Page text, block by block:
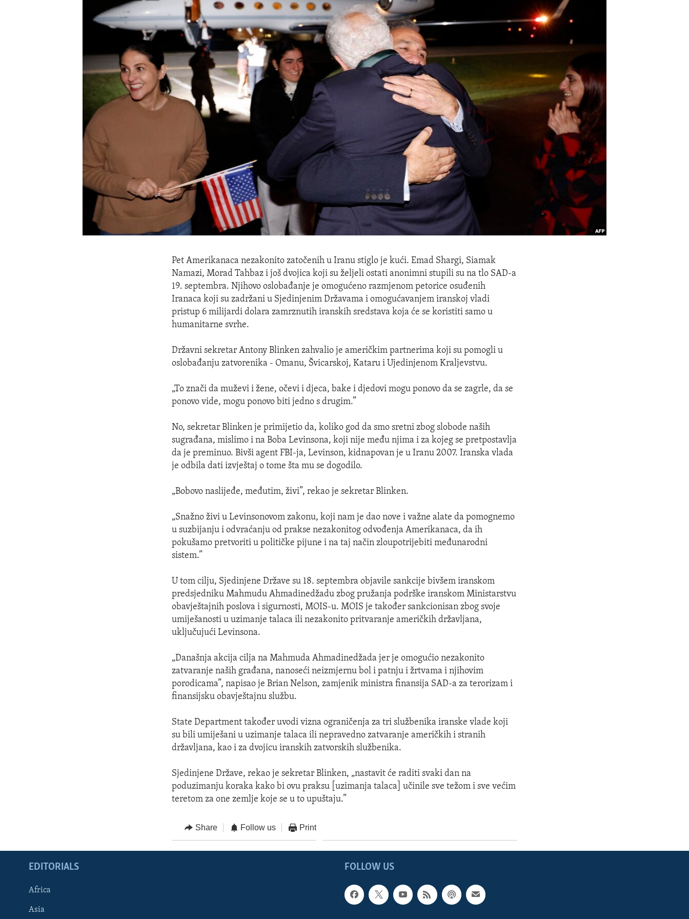
IDEALS AND INSTITUTIONS
Pet Amerikanaca nezakonito zatočenih u Iranu stiglo je kući. Emad Shargi, Siamak
Namazi, Morad Tahbaz i još dvojica koji su željeli ostati anonimni stupili su na tlo SAD-a
19. septembra. Njihovo oslobađanje je omogućeno razmjenom petorice osuđenih
Iranaca koji su zadržani u Sjedinjenim Državama i omogućavanjem iranskoj vladi
pristup 6 milijardi dolara zamrznutih iranskih sredstava koja će se koristiti samo u
humanitarne svrhe.
Državni sekretar Antony Blinken zahvalio je američkim partnerima koji su pomogli u
oslobađanju zatvorenika - Omanu, Švicarskoj, Kataru i Ujedinjenom Kraljevstvu.
„To znači da muževi i žene, očevi i djeca, bake i djedovi mogu ponovo da se zagrle, da se
ponovo vide, mogu ponovo biti jedno s drugim.”
No, sekretar Blinken je primijetio da, koliko god da smo sretni zbog slobode naših
sugrađana, mislimo i na Boba Levinsona, koji nije među njima i za kojeg se pretpostavlja
da je preminuo. Bivši agent FBI-ja, Levinson, kidnapovan je u Iranu 2007. Iranska vlada
je odbila dati izvještaj o tome šta mu se dogodilo.
„Bobovo naslijeđe, međutim, živi”, rekao je sekretar Blinken.
„Snažno živi u Levinsonovom zakonu, koji nam je dao nove i važne alate da pomognemo
u suzbijanju i odvraćanju od prakse nezakonitog odvođenja Amerikanaca, da ih
pokušamo pretvoriti u političke pijune i na taj način zloupotrijebiti međunarodni
sistem.”
U tom cilju, Sjedinjene Države su 18. septembra objavile sankcije bivšem iranskom
predsjedniku Mahmudu Ahmadinedžadu zbog pružanja podrške iranskom Ministarstvu
obavještajnih poslova i sigurnosti, MOIS-u. MOIS je također sankcionisan zbog svoje
umiješanosti u uzimanje talaca ili nezakonito pritvaranje američkih državljana,
uključujući Levinsona.
„Današnja akcija cilja na Mahmuda Ahmadinedžada jer je omogućio nezakonito
zatvaranje naših građana, nanoseći neizmjernu bol i patnju i žrtvama i njihovim
porodicama”, napisao je Brian Nelson, zamjenik ministra finansija SAD-a za terorizam i
finansijsku obavještajnu službu.
State Department također uvodi vizna ograničenja za tri službenika iranske vlade koji
su bili umiješani u uzimanje talaca ili nepravedno zatvaranje američkih i stranih
državljana, kao i za dvojicu iranskih zatvorskih službenika.
Sjedinjene Države, rekao je sekretar Blinken, „nastavit će raditi svaki dan na
poduzimanju koraka kako bi ovu praksu [uzimanja talaca] učinile sve težom i sve većim
teretom za one zemlje koje se u to upuštaju.”
Share Follow us Print
FOLLOW US
EDITORIALS
Africa
Asia